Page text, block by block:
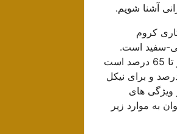
آشنا شویم.
کروم
سفید است.
میزان پرداخت فلز تا 65 درصد است
نقره 88 درصد و برای نیکل
های
به موارد زیر